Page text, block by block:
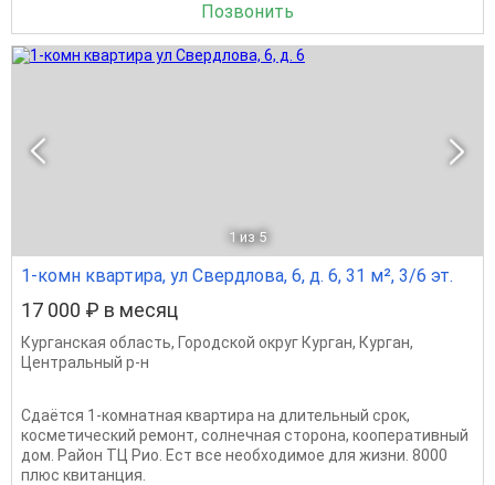
Позвонить
1 из 5
1-комн квартира, ул Свердлова, 6, д. 6, 31 м², 3/6 эт.
17 000 ₽ в месяц
Курганская область, Городской округ Курган, Курган,
Центральный р-н
Сдаётся 1-комнатная квартира на длительный срок,
косметический ремонт, солнечная сторона, кооперативный
дом. Район ТЦ Рио. Ест все необходимое для жизни. 8000
плюс квитанция.